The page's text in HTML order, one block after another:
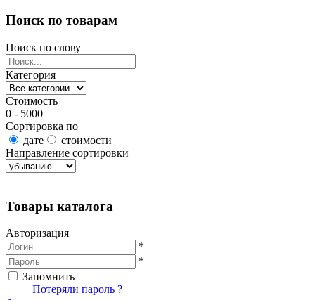
Поиск по товарам
Поиск по слову
Категория
Стоимость
0 - 5000
Сортировка по
дате
стоимости
Направление сортировки
Товары каталога
Авторизация
*
*
Запомнить
Потеряли пароль ?